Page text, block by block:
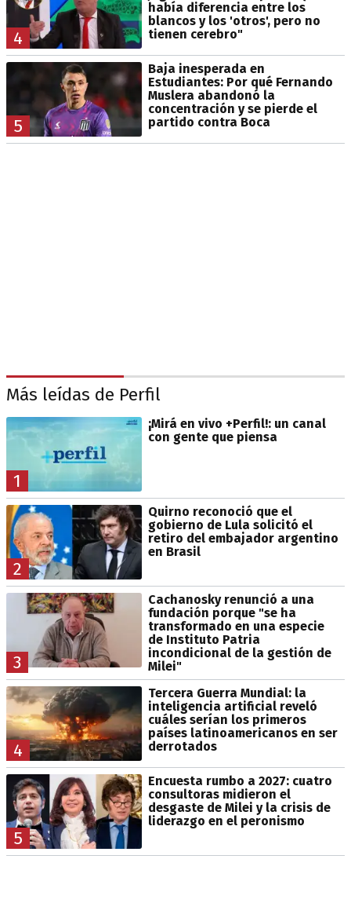
4
había diferencia entre los
blancos y los 'otros', pero no
tienen cerebro"
5
Baja inesperada en
Estudiantes: Por qué Fernando
Muslera abandonó la
concentración y se pierde el
partido contra Boca
Más leídas de Perfil
1
¡Mirá en vivo +Perfil!: un canal
con gente que piensa
2
Quirno reconoció que el
gobierno de Lula solicitó el
retiro del embajador argentino
en Brasil
3
Cachanosky renunció a una
fundación porque "se ha
transformado en una especie
de Instituto Patria
incondicional de la gestión de
Milei"
4
Tercera Guerra Mundial: la
inteligencia artificial reveló
cuáles serían los primeros
países latinoamericanos en ser
derrotados
5
Encuesta rumbo a 2027: cuatro
consultoras midieron el
desgaste de Milei y la crisis de
liderazgo en el peronismo